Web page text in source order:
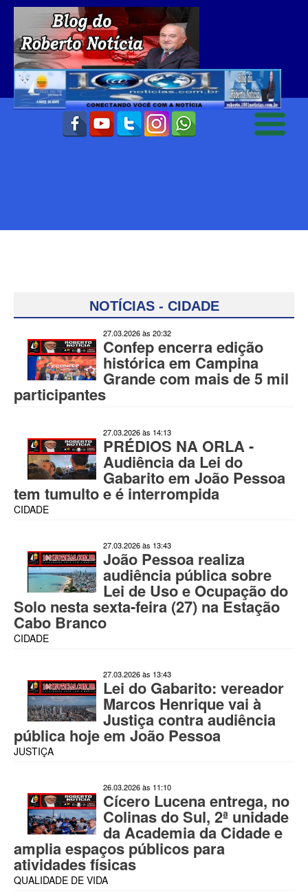
NOTÍCIAS - CIDADE
27.03.2026 às 20:32
Confep encerra edição
histórica em Campina
Grande com mais de 5 mil
participantes
27.03.2026 às 14:13
PRÉDIOS NA ORLA -
Audiência da Lei do
Gabarito em João Pessoa
tem tumulto e é interrompida
CIDADE
27.03.2026 às 13:43
João Pessoa realiza
audiência pública sobre
Lei de Uso e Ocupação do
Solo nesta sexta-feira (27) na Estação
Cabo Branco
CIDADE
27.03.2026 às 13:43
Lei do Gabarito: vereador
Marcos Henrique vai à
Justiça contra audiência
pública hoje em João Pessoa
JUSTIÇA
26.03.2026 às 11:10
Cícero Lucena entrega, no
Colinas do Sul, 2ª unidade
da Academia da Cidade e
amplia espaços públicos para
atividades físicas
QUALIDADE DE VIDA